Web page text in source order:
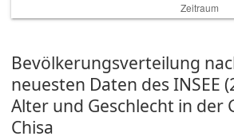
Bevölkerungsverteilung
neuesten Daten des INSEE
Alter und Geschlecht in der
Chisa